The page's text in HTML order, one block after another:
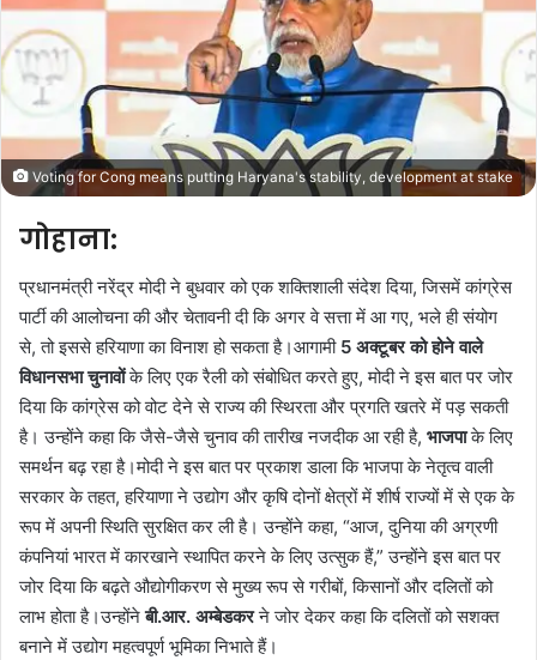
Voting for Cong means putting Haryana's stability, development at stake
गोहाना:
प्रधानमंत्री नरेंद्र मोदी ने बुधवार को एक शक्तिशाली संदेश दिया, जिसमें कांग्रेस
पार्टी की आलोचना की और चेतावनी दी कि अगर वे सत्ता में आ गए, भले ही संयोग
से, तो इससे हरियाणा का विनाश हो सकता है।आगामी 5 अक्टूबर को होने वाले
विधानसभा चुनावोंके लिए एक रैली को संबोधित करते हुए, मोदी ने इस बात पर जोर
दिया कि कांग्रेस को वोट देने से राज्य की स्थिरता और प्रगति खतरे में पड़ सकती
है। उन्होंने कहा कि जैसे-जैसे चुनाव की तारीख नजदीक आ रही है, भाजपाके लिए
समर्थन बढ़ रहा है।मोदी ने इस बात पर प्रकाश डाला कि भाजपा के नेतृत्व वाली
सरकार के तहत, हरियाणा ने उद्योग और कृषि दोनों क्षेत्रों में शीर्ष राज्यों में से एक के
रूप में अपनी स्थिति सुरक्षित कर ली है। उन्होंने कहा, “आज, दुनिया की अग्रणी
कंपनियां भारत में कारखाने स्थापित करने के लिए उत्सुक हैं,” उन्होंने इस बात पर
जोर दिया कि बढ़ते औद्योगीकरण से मुख्य रूप से गरीबों, किसानों और दलितों को
लाभ होता है।उन्होंनेबी.आर. अम्बेडकरने जोर देकर कहा कि दलितों को सशक्त
बनाने में उद्योग महत्वपूर्ण भूमिका निभाते हैं।